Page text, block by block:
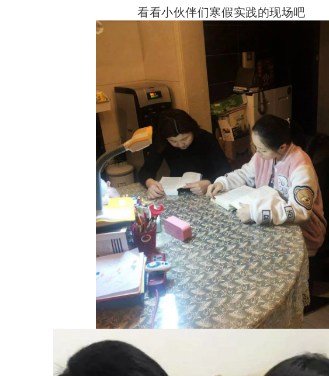
看看小伙伴们寒假实践的现场吧